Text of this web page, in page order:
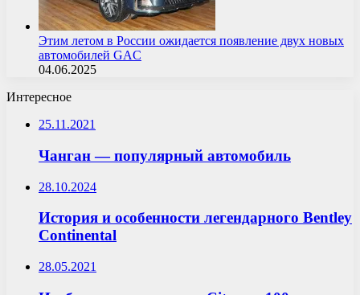
Этим летом в России ожидается появление двух новых
автомобилей GAC
04.06.2025
Интересное
25.11.2021
Чанган — популярный автомобиль
28.10.2024
История и особенности легендарного Bentley
Continental
28.05.2021